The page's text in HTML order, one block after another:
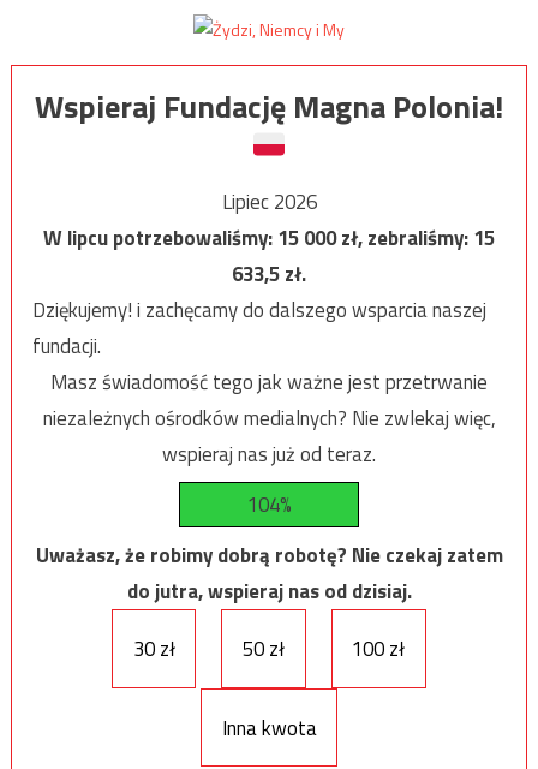
Wspieraj Fundację Magna Polonia!
Lipiec 2026
W lipcu potrzebowaliśmy:15 000zł, zebraliśmy:15
633,5zł.
Dziękujemy! i zachęcamy do dalszego wsparcia naszej
fundacji.
Masz świadomość tego jak ważne jest przetrwanie
niezależnych ośrodków medialnych? Nie zwlekaj więc,
wspieraj nas już od teraz.
104%
Uważasz, że robimy dobrą robotę? Nie czekaj zatem
do jutra, wspieraj nas od dzisiaj.
30 zł
50 zł 100 zł
Inna kwota